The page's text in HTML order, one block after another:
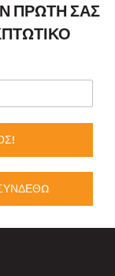
ΠΡΏΤΗ ΣΑΣ